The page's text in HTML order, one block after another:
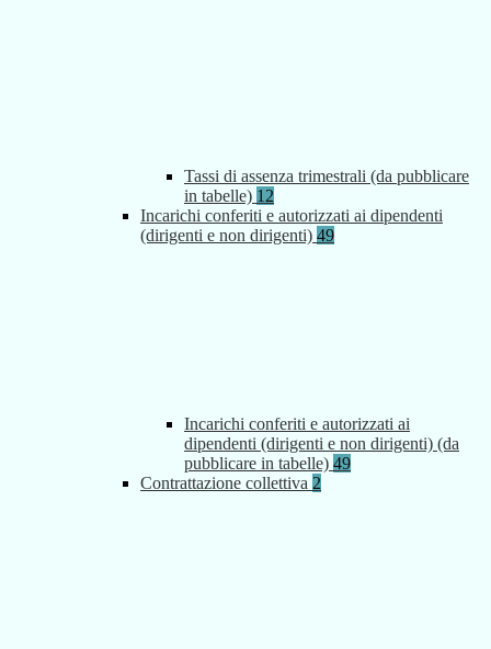
Tassi di assenza trimestrali (da pubblicare
in tabelle) 12
Incarichi conferiti e autorizzati ai dipendenti
(dirigenti e non dirigenti) 49
Incarichi conferiti e autorizzati ai
dipendenti (dirigenti e non dirigenti) (da
pubblicare in tabelle) 49
Contrattazione collettiva 2